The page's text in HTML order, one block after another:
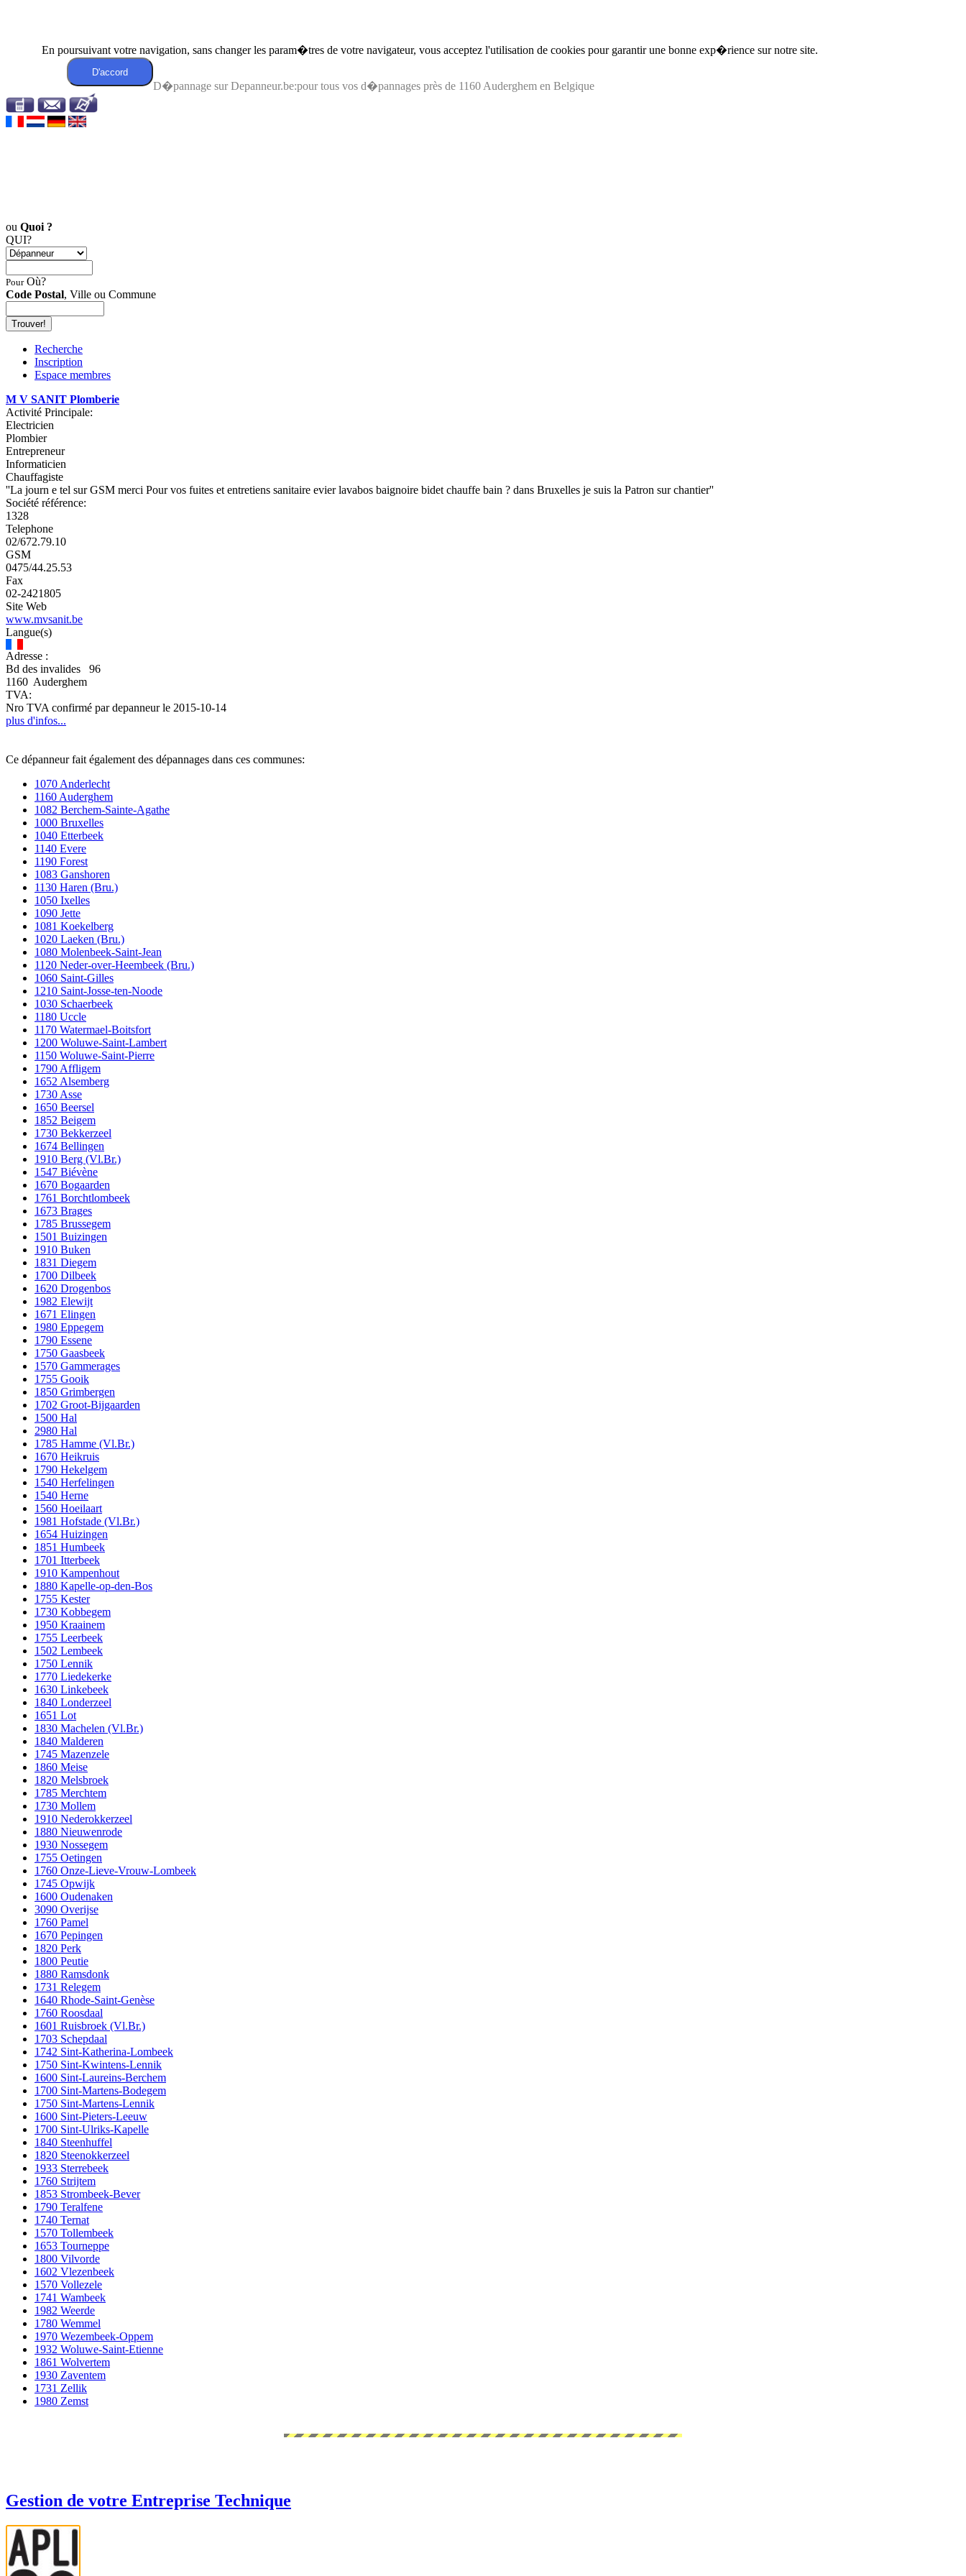
En poursuivant votre navigation, sans changer les param�tres de votre navigateur, vous acceptez l'utilisation de cookies pour garantir une bonne exp�rience sur notre site.
D�pannage sur Depanneur.be:pour tous vos d�pannages près de 1160 Auderghem en Belgique
ou Quoi ?
QUI?
PourOù?
Code Postal, Ville ou Commune
Recherche
Inscription
Espace membres
M V SANIT Plomberie
Activité Principale:
Electricien
Plombier
Entrepreneur
Informaticien
Chauffagiste
''La journ e tel sur GSM merci Pour vos fuites et entretiens sanitaire evier lavabos baignoire bidet chauffe bain ? dans Bruxelles je suis la Patron sur chantier''
Société référence:
1328
Telephone
02/672.79.10
GSM
0475/44.25.53
Fax
02-2421805
Site Web
www.mvsanit.be
Langue(s)
Adresse :
Bd des invalides 96
1160 Auderghem
TVA:
Nro TVA confirmé par depanneur le 2015-10-14
plus d'infos...
Ce dépanneur fait également des dépannages dans ces communes:
1070 Anderlecht
1160 Auderghem
1082 Berchem-Sainte-Agathe
1000 Bruxelles
1040 Etterbeek
1140 Evere
1190 Forest
1083 Ganshoren
1130 Haren (Bru.)
1050 Ixelles
1090 Jette
1081 Koekelberg
1020 Laeken (Bru.)
1080 Molenbeek-Saint-Jean
1120 Neder-over-Heembeek (Bru.)
1060 Saint-Gilles
1210 Saint-Josse-ten-Noode
1030 Schaerbeek
1180 Uccle
1170 Watermael-Boitsfort
1200 Woluwe-Saint-Lambert
1150 Woluwe-Saint-Pierre
1790 Affligem
1652 Alsemberg
1730 Asse
1650 Beersel
1852 Beigem
1730 Bekkerzeel
1674 Bellingen
1910 Berg (Vl.Br.)
1547 Biévène
1670 Bogaarden
1761 Borchtlombeek
1673 Brages
1785 Brussegem
1501 Buizingen
1910 Buken
1831 Diegem
1700 Dilbeek
1620 Drogenbos
1982 Elewijt
1671 Elingen
1980 Eppegem
1790 Essene
1750 Gaasbeek
1570 Gammerages
1755 Gooik
1850 Grimbergen
1702 Groot-Bijgaarden
1500 Hal
2980 Hal
1785 Hamme (Vl.Br.)
1670 Heikruis
1790 Hekelgem
1540 Herfelingen
1540 Herne
1560 Hoeilaart
1981 Hofstade (Vl.Br.)
1654 Huizingen
1851 Humbeek
1701 Itterbeek
1910 Kampenhout
1880 Kapelle-op-den-Bos
1755 Kester
1730 Kobbegem
1950 Kraainem
1755 Leerbeek
1502 Lembeek
1750 Lennik
1770 Liedekerke
1630 Linkebeek
1840 Londerzeel
1651 Lot
1830 Machelen (Vl.Br.)
1840 Malderen
1745 Mazenzele
1860 Meise
1820 Melsbroek
1785 Merchtem
1730 Mollem
1910 Nederokkerzeel
1880 Nieuwenrode
1930 Nossegem
1755 Oetingen
1760 Onze-Lieve-Vrouw-Lombeek
1745 Opwijk
1600 Oudenaken
3090 Overijse
1760 Pamel
1670 Pepingen
1820 Perk
1800 Peutie
1880 Ramsdonk
1731 Relegem
1640 Rhode-Saint-Genèse
1760 Roosdaal
1601 Ruisbroek (Vl.Br.)
1703 Schepdaal
1742 Sint-Katherina-Lombeek
1750 Sint-Kwintens-Lennik
1600 Sint-Laureins-Berchem
1700 Sint-Martens-Bodegem
1750 Sint-Martens-Lennik
1600 Sint-Pieters-Leeuw
1700 Sint-Ulriks-Kapelle
1840 Steenhuffel
1820 Steenokkerzeel
1933 Sterrebeek
1760 Strijtem
1853 Strombeek-Bever
1790 Teralfene
1740 Ternat
1570 Tollembeek
1653 Tourneppe
1800 Vilvorde
1602 Vlezenbeek
1570 Vollezele
1741 Wambeek
1982 Weerde
1780 Wemmel
1970 Wezembeek-Oppem
1932 Woluwe-Saint-Etienne
1861 Wolvertem
1930 Zaventem
1731 Zellik
1980 Zemst
Gestion de votre Entreprise Technique